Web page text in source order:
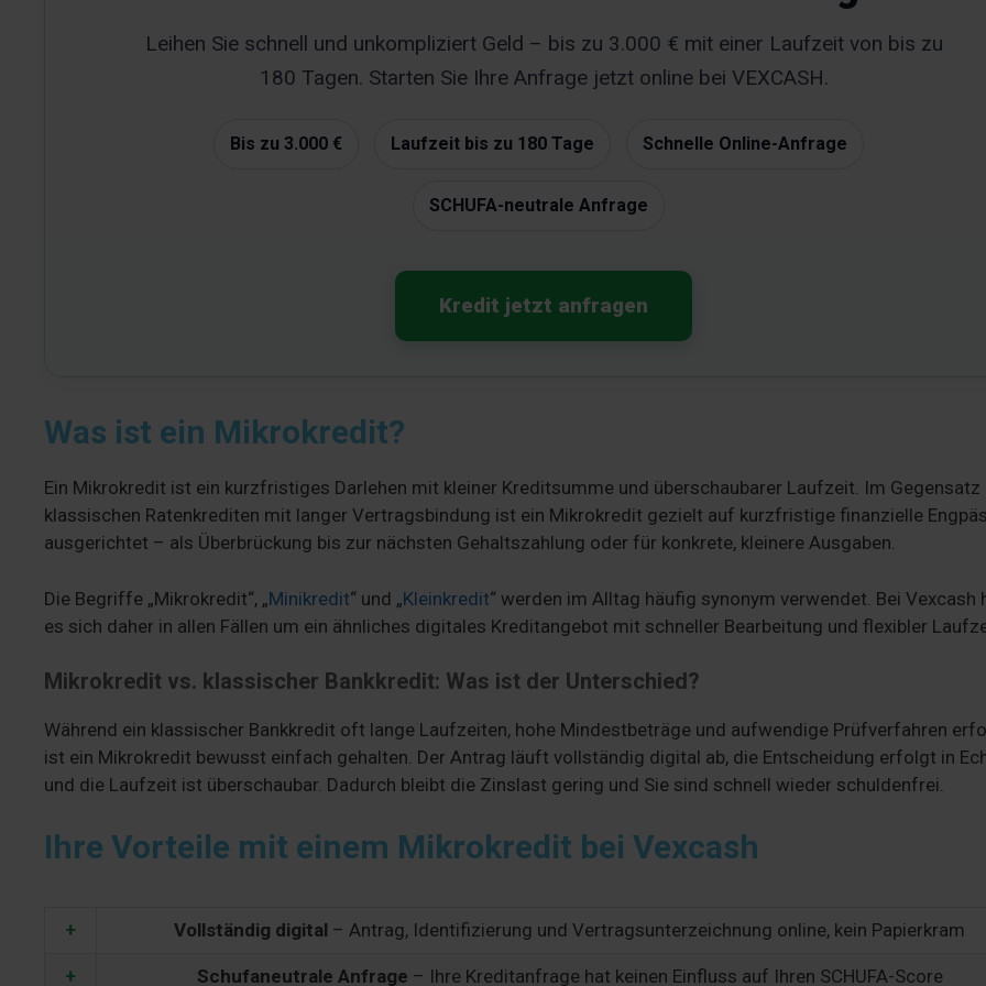
Leihen Sie schnell und unkompliziert Geld – bis zu 3.000 € mit einer Laufzeit von bis zu
180 Tagen. Starten Sie Ihre Anfrage jetzt online bei VEXCASH.
Bis zu 3.000 € Laufzeit bis zu 180 Tage Schnelle Online-Anfrage
SCHUFA-neutrale Anfrage
Kredit jetzt anfragen
Was ist ein Mikrokredit?
Ein Mikrokredit ist ein kurzfristiges Darlehen mit kleiner Kreditsumme und überschaubarer Laufzeit. Im Gegensatz
klassischen Ratenkrediten mit langer Vertragsbindung ist ein Mikrokredit gezielt auf kurzfristige finanzielle
ausgerichtet – als Überbrückung bis zur nächsten Gehaltszahlung oder für konkrete, kleinere Ausgaben.
Die Begriffe „Mikrokredit“, „Minikredit“ und „Kleinkredit“ werden im Alltag häufig synonym verwendet. Bei Vexcash
es sich daher in allen Fällen um ein ähnliches digitales Kreditangebot mit schneller Bearbeitung und flexibler
Mikrokredit vs. klassischer Bankkredit: Was ist der Unterschied?
Während ein klassischer Bankkredit oft lange Laufzeiten, hohe Mindestbeträge und aufwendige Prüfverfahren
ist ein Mikrokredit bewusst einfach gehalten. Der Antrag läuft vollständig digital ab, die Entscheidung erfolgt in
und die Laufzeit ist überschaubar. Dadurch bleibt die Zinslast gering und Sie sind schnell wieder schuldenfrei.
Ihre Vorteile mit einem Mikrokredit bei Vexcash
+ Vollständig digital – Antrag, Identifizierung und Vertragsunterzeichnung online, kein Papierkram
+ Schufaneutrale Anfrage – Ihre Kreditanfrage hat keinen Einfluss auf Ihren SCHUFA-Score